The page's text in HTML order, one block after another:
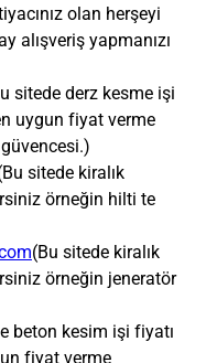
olan herşeyi
alışveriş yapmanızı
sitede derz kesme işi
uygun fiyat verme
sitede kiralık
örneğin hilti te
(Bu sitede kiralık
örneğin jeneratör
beton kesim işi fiyatı
fiyat verme